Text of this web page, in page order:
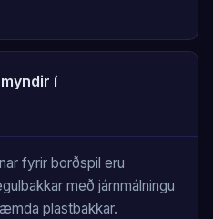
í
fyrir borðspil eru
með járnmálningu
plastbakkar.